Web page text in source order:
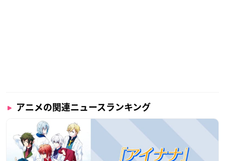
アニメの関連ニュースランキング